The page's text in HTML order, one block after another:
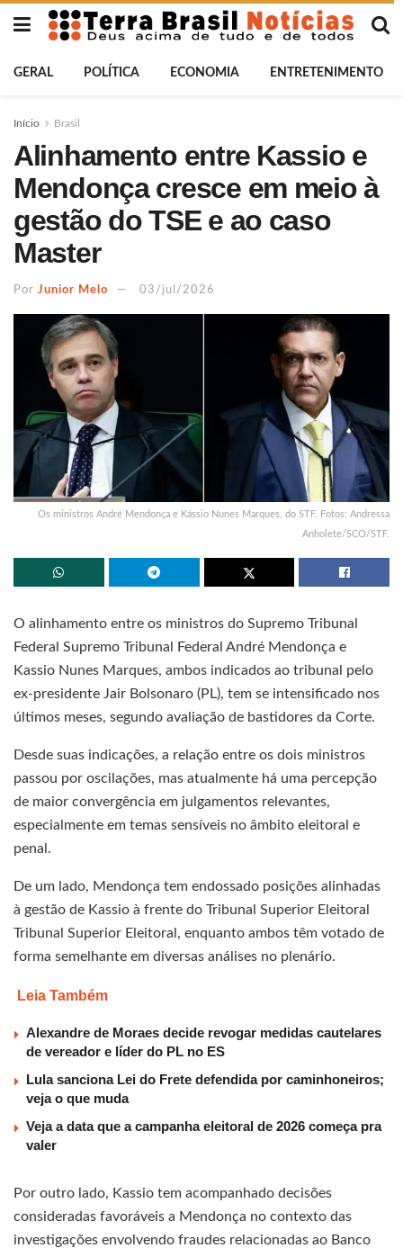
GERAL POLÍTICA ECONOMIA ENTRETENIMENTO
Início Brasil
Alinhamento entre Kassio e
Mendonça cresce em meio à
gestão do TSE e ao caso
Master
Por Junior Melo 03/jul/2026
Os ministros André Mendonça e Kássio Nunes Marques, do STF. Fotos: Andressa
Anholete/SCO/STF.
O alinhamento entre os ministros do Supremo Tribunal
Federal Supremo Tribunal Federal André Mendonça e
Kassio Nunes Marques, ambos indicados ao tribunal pelo
ex-presidente Jair Bolsonaro (PL), tem se intensificado nos
últimos meses, segundo avaliação de bastidores da Corte.
Desde suas indicações, a relação entre os dois ministros
passou por oscilações, mas atualmente há uma percepção
de maior convergência em julgamentos relevantes,
especialmente em temas sensíveis no âmbito eleitoral e
penal.
De um lado, Mendonça tem endossado posições alinhadas
à gestão de Kassio à frente do Tribunal Superior Eleitoral
Tribunal Superior Eleitoral, enquanto ambos têm votado de
forma semelhante em diversas análises no plenário.
Leia Também
Alexandre de Moraes decide revogar medidas cautelares
de vereador e líder do PL no ES
Lula sanciona Lei do Frete defendida por caminhoneiros;
veja o que muda
Veja a data que a campanha eleitoral de 2026 começa pra
valer
Por outro lado, Kassio tem acompanhado decisões
consideradas favoráveis a Mendonça no contexto das
investigações envolvendo fraudes relacionadas ao Banco